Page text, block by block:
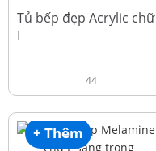
Tủ bếp đẹp Acrylic chữ
I
44
+ Thêm